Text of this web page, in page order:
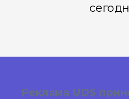
Реклама UDS